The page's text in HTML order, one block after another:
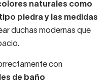
naturales como
piedra y las medidas
duchas modernas que
con
de baño